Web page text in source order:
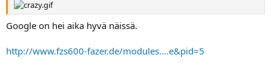
Google on hei aika hyvä näissä.
http://www.fzs600-fazer.de/modules....e&pid=5